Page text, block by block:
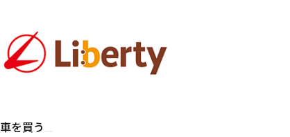
車を買う